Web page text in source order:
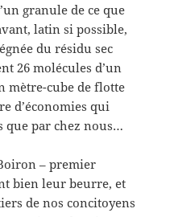
granule de ce que
latin si possible,
du résidu sec
26 molécules d’un
mètre-cube de flotte
d’économies qui
que par chez nous…
– premier
bien leur beurre, et
de nos concitoyens